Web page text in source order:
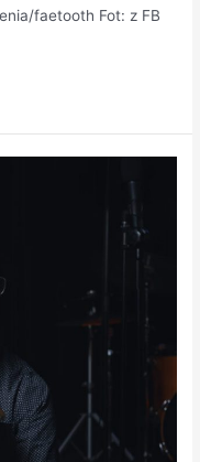
faetooth Fot: z FB